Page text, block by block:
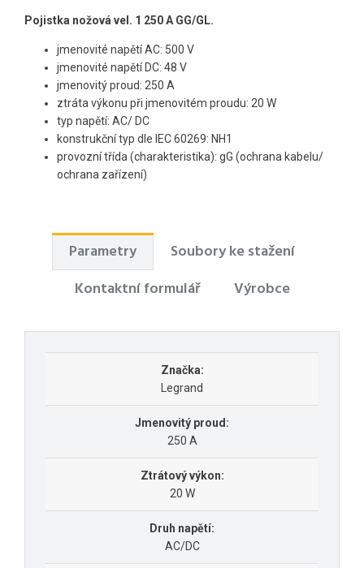
Pojistka nožová vel. 1 250 A GG/GL.
jmenovité napětí AC: 500 V
jmenovité napětí DC: 48 V
jmenovitý proud: 250 A
ztráta výkonu při jmenovitém proudu: 20 W
typ napětí: AC/ DC
konstrukční typ dle IEC 60269: NH1
provozní třída (charakteristika): gG (ochrana kabelu/
ochrana zařízení)
Parametry
Soubory ke stažení
Kontaktní formulář
Výrobce
Značka:
Legrand
Jmenovitý proud:
250 A
Ztrátový výkon:
20 W
Druh napětí:
AC/DC